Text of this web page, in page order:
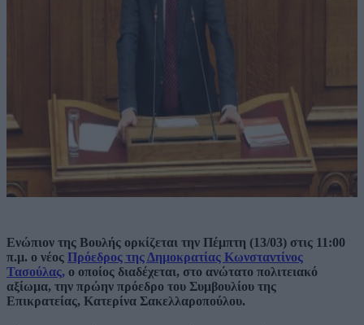
Ενώπιον της Βουλής ορκίζεται την Πέμπτη (13/03) στις 11:00
π.μ. ο νέος Πρόεδρος της Δημοκρατίας Κωνσταντίνος
Τασούλας, ο οποίος διαδέχεται, στο ανώτατο πολιτειακό
αξίωμα, την πρώην πρόεδρο του Συμβουλίου της
Επικρατείας, Κατερίνα Σακελλαροπούλου.